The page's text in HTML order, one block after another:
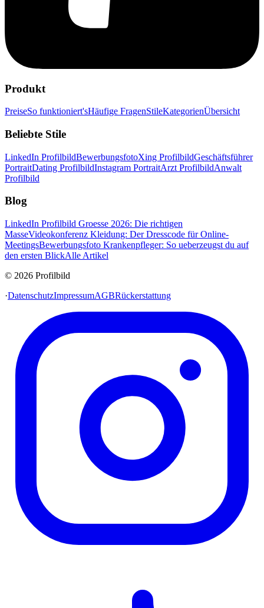
Produkt
PreiseSo funktioniert'sHäufige FragenStileKategorienÜbersicht
Beliebte Stile
LinkedIn ProfilbildBewerbungsfotoXing ProfilbildGeschäftsführer
PortraitDating ProfilbildInstagram PortraitArzt ProfilbildAnwalt
Profilbild
Blog
LinkedIn Profilbild Groesse 2026: Die richtigen
MasseVideokonferenz Kleidung: Der Dresscode für Online-
MeetingsBewerbungsfoto Krankenpfleger: So ueberzeugst du auf
den ersten BlickAlle Artikel
© 2026 Profilbild
·DatenschutzImpressumAGBRückerstattung